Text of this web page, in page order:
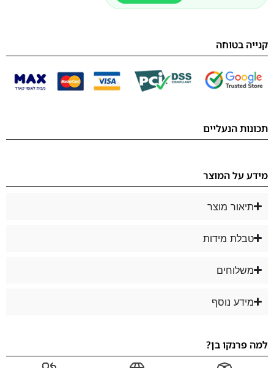
קנייה בטוחה
תכונות הנעליים
מידע על המוצר
תיאור מוצר
טבלת מידות
משלוחים
מידע נוסף
למה פרנקו בן?